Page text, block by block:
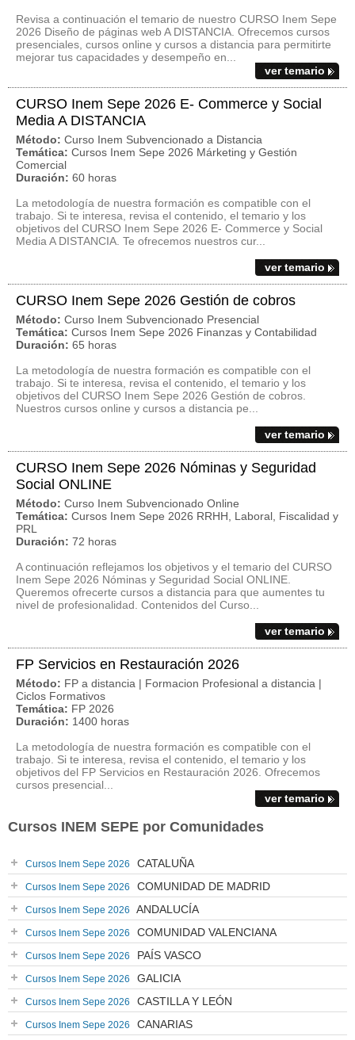
Revisa a continuación el temario de nuestro CURSO Inem Sepe
2026 Diseño de páginas web A DISTANCIA. Ofrecemos cursos
presenciales, cursos online y cursos a distancia para permitirte
mejorar tus capacidades y desempeño en...
ver temario
CURSO Inem Sepe 2026 E- Commerce y Social
Media A DISTANCIA
Método: Curso Inem Subvencionado a Distancia
Temática: Cursos Inem Sepe 2026 Márketing y Gestión
Comercial
Duración: 60 horas
La metodología de nuestra formación es compatible con el
trabajo. Si te interesa, revisa el contenido, el temario y los
objetivos del CURSO Inem Sepe 2026 E- Commerce y Social
Media A DISTANCIA. Te ofrecemos nuestros cur...
ver temario
CURSO Inem Sepe 2026 Gestión de cobros
Método: Curso Inem Subvencionado Presencial
Temática: Cursos Inem Sepe 2026 Finanzas y Contabilidad
Duración: 65 horas
La metodología de nuestra formación es compatible con el
trabajo. Si te interesa, revisa el contenido, el temario y los
objetivos del CURSO Inem Sepe 2026 Gestión de cobros.
Nuestros cursos online y cursos a distancia pe...
ver temario
CURSO Inem Sepe 2026 Nóminas y Seguridad
Social ONLINE
Método: Curso Inem Subvencionado Online
Temática: Cursos Inem Sepe 2026 RRHH, Laboral, Fiscalidad y
PRL
Duración: 72 horas
A continuación reflejamos los objetivos y el temario del CURSO
Inem Sepe 2026 Nóminas y Seguridad Social ONLINE.
Queremos ofrecerte cursos a distancia para que aumentes tu
nivel de profesionalidad. Contenidos del Curso...
ver temario
FP Servicios en Restauración 2026
Método: FP a distancia | Formacion Profesional a distancia |
Ciclos Formativos
Temática: FP 2026
Duración: 1400 horas
La metodología de nuestra formación es compatible con el
trabajo. Si te interesa, revisa el contenido, el temario y los
objetivos del FP Servicios en Restauración 2026. Ofrecemos
cursos presencial...
ver temario
Cursos INEM SEPE por Comunidades
Cursos Inem Sepe 2026 CATALUÑA
Cursos Inem Sepe 2026 COMUNIDAD DE MADRID
Cursos Inem Sepe 2026 ANDALUCÍA
Cursos Inem Sepe 2026 COMUNIDAD VALENCIANA
Cursos Inem Sepe 2026 PAÍS VASCO
Cursos Inem Sepe 2026 GALICIA
Cursos Inem Sepe 2026 CASTILLA Y LEÓN
Cursos Inem Sepe 2026 CANARIAS